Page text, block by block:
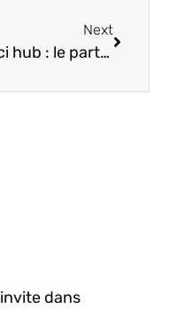
Next
Sci hub : le partage d’un lien vers ce site est-il légal ?
dans